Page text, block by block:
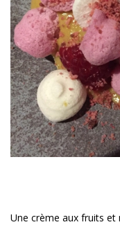
Une crème aux fruits et